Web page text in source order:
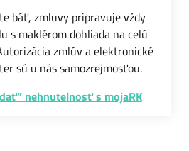
báť, zmluvy pripravuje vždy
s maklérom dohliada na celú
zmlúv a elektronické
sú u nás samozrejmosťou.
nehnutelnosť s mojaRK